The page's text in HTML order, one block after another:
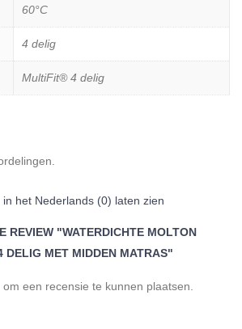
60°C
4 delig
MultiFit® 4 delig
het Nederlands (0) laten zien
REVIEW "WATERDICHTE MOLTON
DELIG MET MIDDEN MATRAS"
om een ​​recensie te kunnen plaatsen.